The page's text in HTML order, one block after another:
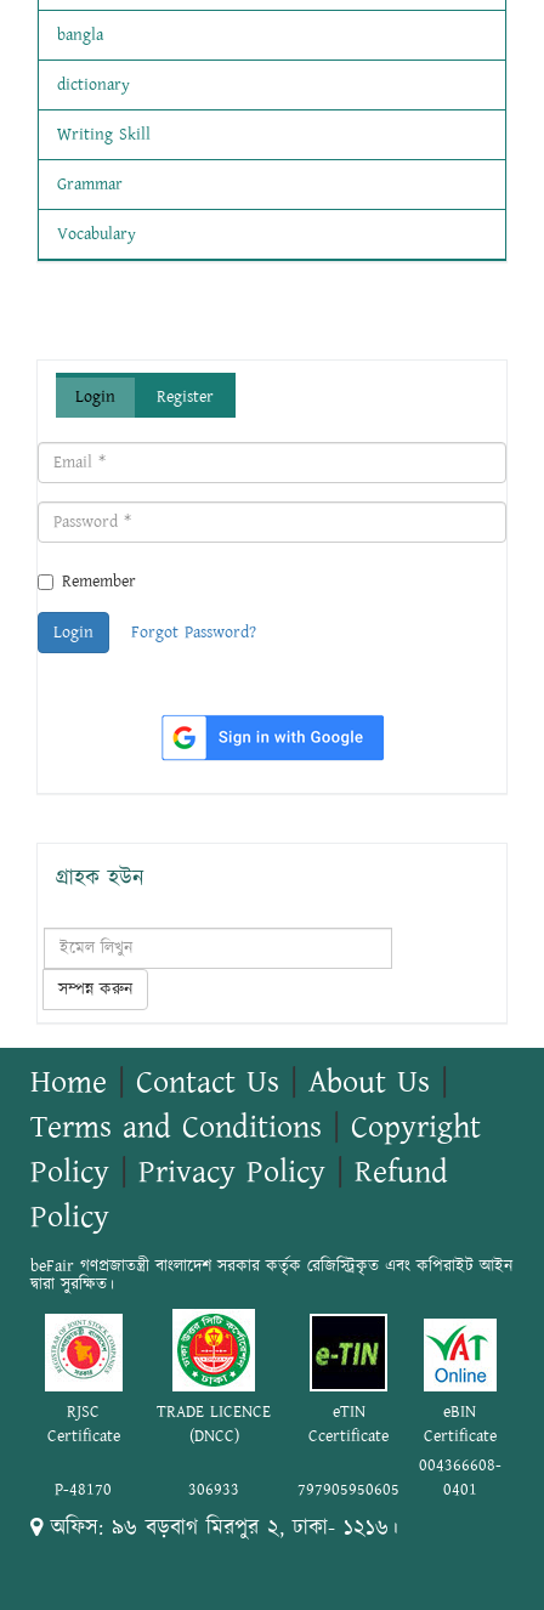
bangla
dictionary
Writing Skill
Grammar
Vocabulary
Login Register
Remember
Login Forgot Password?
গ্রাহক হউন
সম্পন্ন করুন
Home Contact Us About Us
Terms and Conditions
Copyright
Policy
Privacy Policy
Refund
Policy
beFair গণপ্রজাতন্ত্রী বাংলাদেশ সরকার কর্তৃক রেজিস্ট্রিকৃত এবং কপিরাইট আইন
দ্বারা সুরক্ষিত।
RJSC
Certificate
TRADE LICENCE
(DNCC)
eTIN
Ccertificate
eBIN
Certificate
P-48170 306933 797905950605
004366608-
0401
অফিস: ৯৬ বড়বাগ মিরপুর ২, ঢাকা- ১২১৬।